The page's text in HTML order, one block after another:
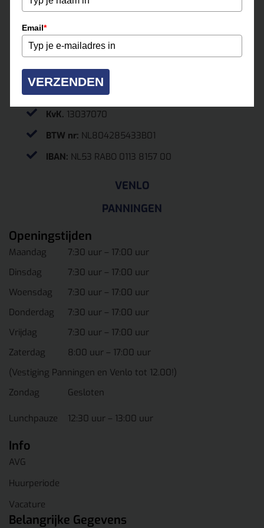
VENLO
PANNINGEN
0475-331500
roermond@multihuur.nl
Jules Breukersstraat 15-17
6041 BP Roermond
KvK. 13037070
BTW nr: NL804285433B01
IBAN: NL53 RABO 0113 8157 00
Openingstijden
Maandag
7:30 uur – 17:00 uur
Dinsdag
7:30 uur – 17:00 uur
Woensdag
7:30 uur – 17:00 uur
Donderdag
7:30 uur – 17:00 uur
Vrijdag
7:30 uur – 17:00 uur
Zaterdag
8:00 uur – 17:00 uur
(Vestiging Panningen en Venlo tot 12.00!)
Zondag
Gesloten
Lunchpauze 12:30 uur – 13:00 uur
Info
AVG
Huurperiode
Vacature
Belangrijke Gegevens
Email*
VERZENDEN